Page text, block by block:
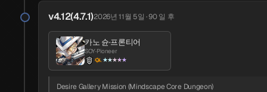
v1.42025년 8월 21일 · 351 일 전
시이나 유우미
PHOEBE
v4.12(4.7.1)2026년 11월 5일 · 90 일 후
카노 슌·프론티어
SOY·Pioneer
★★★★★
Desire Gallery Mission (Mindscape Core Dungeon)